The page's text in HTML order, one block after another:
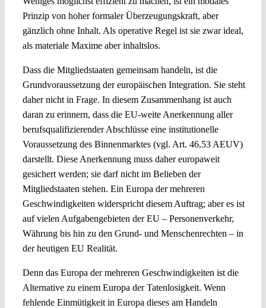
Prinzip von hoher formaler Überzeugungskraft, aber
gänzlich ohne Inhalt. Als operative Regel ist sie zwar ideal,
als materiale Maxime aber inhaltslos.
Dass die Mitgliedstaaten gemeinsam handeln, ist die
Grundvoraussetzung der europäischen Integration. Sie steht
daher nicht in Frage. In diesem Zusammenhang ist auch
daran zu erinnern, dass die EU-weite Anerkennung aller
berufsqualifizierender Abschlüsse eine institutionelle
Voraussetzung des Binnenmarktes (vgl. Art. 46,53 AEUV)
darstellt. Diese Anerkennung muss daher europaweit
gesichert werden; sie darf nicht im Belieben der
Mitgliedstaaten stehen. Ein Europa der mehreren
Geschwindigkeiten widerspricht diesem Auftrag; aber es ist
auf vielen Aufgabengebieten der EU – Personenverkehr,
Währung bis hin zu den Grund- und Menschenrechten – in
der heutigen EU Realität.
Denn das Europa der mehreren Geschwindigkeiten ist die
Alternative zu einem Europa der Tatenlosigkeit. Wenn
fehlende Einmütigkeit in Europa dieses am Handeln